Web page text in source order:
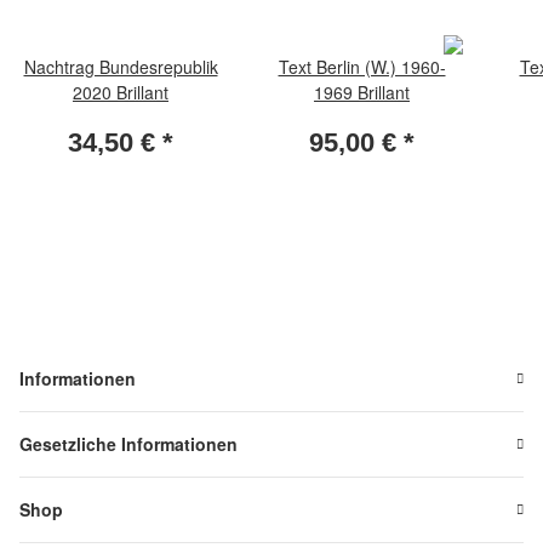
Nachtrag Bundesrepublik
2020 Brillant
34,50 € *
Text Berlin (W.) 1960-
1969 Brillant
95,00 € *
Informationen
Gesetzliche Informationen
Shop